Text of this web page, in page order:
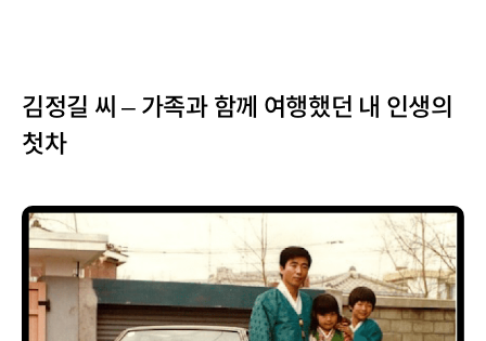
김정길 씨 – 가족과 함께 여행했던 내 인생의
첫차